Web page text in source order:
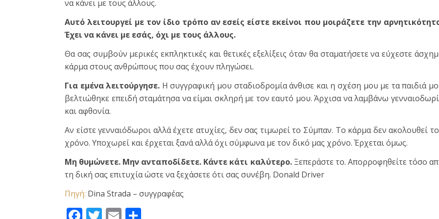
να κάνει με τους άλλους.
Αυτό λειτουργεί με τον ίδιο τρόπο αν εσείς είστε εκείνοι που μοιράζετε την
Έχει να κάνει με εσάς, όχι με τους άλλους.
Θα σας συμβούν μερικές εκπληκτικές και θετικές εξελίξεις όταν θα σταματήσετε να εύχεστε
κάρμα στους ανθρώπους που σας έχουν πληγώσει.
Για εμένα λειτούργησε. Η συγγραφική μου σταδιοδρομία άνθισε και η σχέση μου με τα παιδιά
βελτιώθηκε επειδή σταμάτησα να είμαι σκληρή με τον εαυτό μου. Άρχισα να λαμβάνω
και αφθονία.
Αν είστε γενναιόδωροι αλλά έχετε ατυχίες, δεν σας τιμωρεί το Σύμπαν. Το κάρμα δεν ακολουθεί
χρόνο. Υποχωρεί και έρχεται ξανά αλλά όχι σύμφωνα με τον δικό μας χρόνο. Έρχεται όμως.
Μη θυμώνετε. Μην ανταποδίδετε. Κάντε κάτι καλύτερο.Ξεπεράστε το. Απορροφηθείτε τόσο
τη δική σας επιτυχία ώστε να ξεχάσετε ότι σας συνέβη. Donald Driver
Πηγή: Dina Strada – συγγραφέας